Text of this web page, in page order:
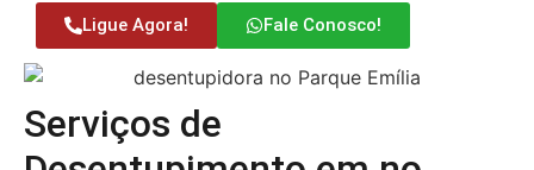
Ligue Agora! Fale Conosco!
Serviços de